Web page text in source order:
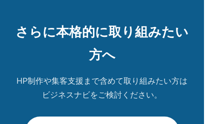
さらに本格的に取り組みたい
方へ
HP制作や集客支援まで含めて取り組みたい方は
ビジネスナビをご検討ください。